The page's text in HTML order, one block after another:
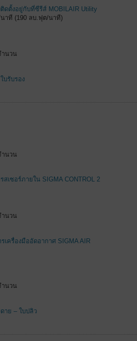
ดตั้งอยู่กับที่ซีรีส์ MOBILAIR Utility
าที (190 ลบ.ฟุต/นาที)
ำนวน
บรับรอง
ำนวน
เซอร์ภายใน SIGMA CONTROL 2
ำนวน
เครื่องมืออัดอากาศ SIGMA AIR
ำนวน
าย – ใบปลิว